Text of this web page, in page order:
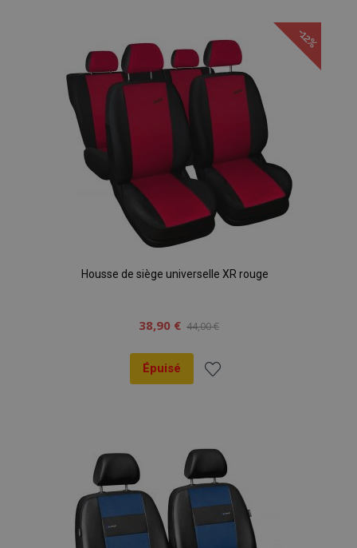
liste
d'achats
-12%
Housse de siège universelle XR rouge
38,90 € 44,00 €
Épuisé
liste
d'achats